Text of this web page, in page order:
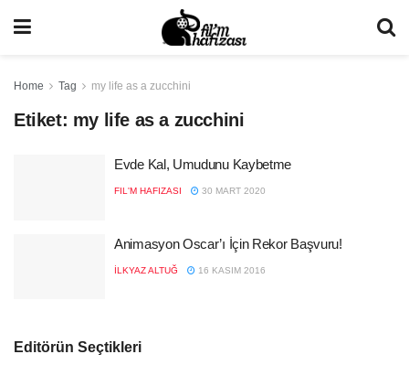
Home Tag my life as a zucchini
Etiket: my life as a zucchini
Evde Kal, Umudunu Kaybetme
FIL'M HAFIZASI 30 MART 2020
Animasyon Oscar’ı İçin Rekor Başvuru!
İLKYAZ ALTUĞ 16 KASIM 2016
Editörün Seçtikleri